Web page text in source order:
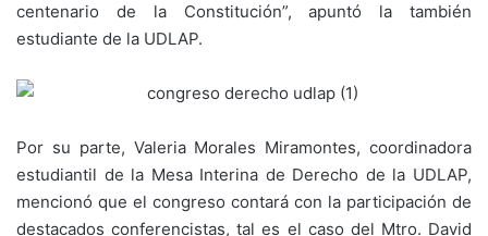
centenario de la Constitución”, apuntó la también
estudiante de la UDLAP.
Por su parte, Valeria Morales Miramontes, coordinadora
estudiantil de la Mesa Interina de Derecho de la UDLAP,
mencionó que el congreso contará con la participación de
destacados conferencistas, tal es el caso del Mtro. David